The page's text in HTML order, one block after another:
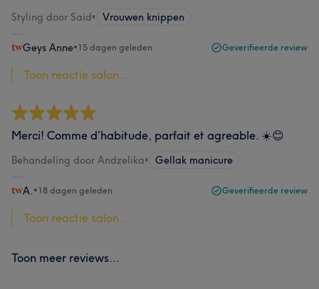
Styling door Said• Vrouwen knippen
Geys Anne•15 dagen geleden Geverifieerde review
Toon reactie salon...
Merci! Comme d’habitude, parfait et agreable. ☀️😊
Behandeling door Andzelika• Gellak manicure
A. •18 dagen geleden Geverifieerde review
Toon reactie salon...
Toon meer reviews...